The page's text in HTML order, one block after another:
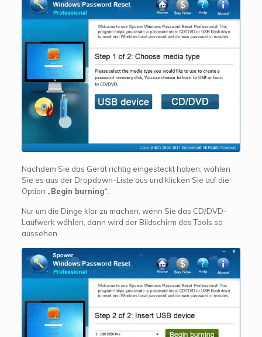
Nachdem Sie das Gerät richtig eingesteckt haben, wählen
Sie es aus der Dropdown-Liste aus und klicken Sie auf die
Option „Begin burning“
Nur um die Dinge klar zu machen, wenn Sie das CD/DVD-
Laufwerk wählen, dann wird der Bildschirm des Tools so
aussehen.